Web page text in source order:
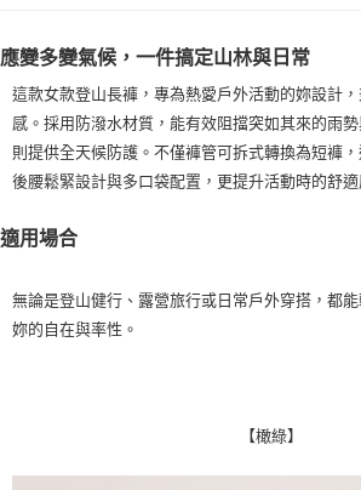
每筆NT$100，滿NT$2,000(含以上)免運費
一般宅配
每筆NT$100
宅配出貨(2000以上免運)
每筆NT$100，滿NT$2,000(含以上)免運費
應變多變氣候，一件搞定山林與日常
這款女款登山長褲，專為熱愛戶外活動的妳設計
感。採用防潑水材質，能有效阻擋突如其來的雨
則提供全天候防護。不僅褲管可拆式轉換為短褲
後腰鬆緊設計與多口袋配置，更提升活動時的舒適
適用場合
無論是登山健行、露營旅行或日常戶外穿搭，都
妳的自在與率性。
【橄綠】